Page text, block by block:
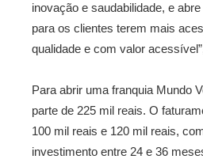
inovação e saudabilidade, e
para os clientes terem mais
qualidade e com valor
Para abrir uma franquia Mundo
parte de 225 mil reais. O
100 mil reais e 120 mil reais,
investimento entre 24 e 36